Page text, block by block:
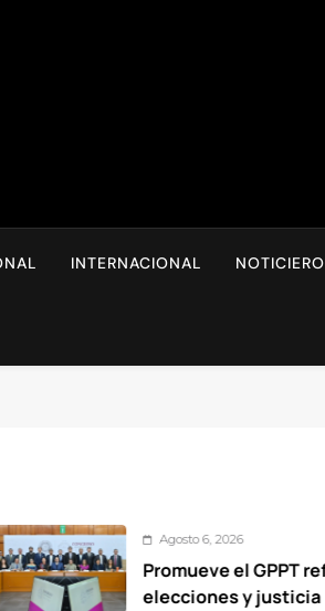
INTERNACIONAL NOTICIERO
Agosto 6, 2026
Promueve el GPPT reformas en salud,
elecciones y justicia